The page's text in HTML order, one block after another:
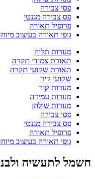
פסי צבירה
פס צבירה מגנטי
פרופיל תאורה
גופי תאורה בעיצוב
מנורות תליה
תאורת צמודי תקרה
תאורת שקועי תקרה
שקועי קיר
מנורות קיר
מנורות עמידה
מנורות שולחן
פסי צבירה
פס צבירה מגנטי
פרופיל תאורה
גופי תאורה בעיצוב
חשמל לתעשיה